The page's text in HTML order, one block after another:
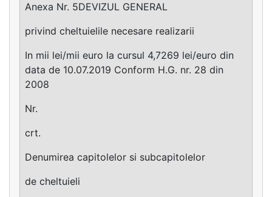
Anexa Nr. 5DEVIZUL GENERAL
privind cheltuielile necesare realizarii
In mii lei/mii euro la cursul 4,7269 lei/euro din
data de 10.07.2019 Conform H.G. nr. 28 din
2008
Nr.
crt.
Denumirea capitolelor si subcapitolelor
de cheltuieli